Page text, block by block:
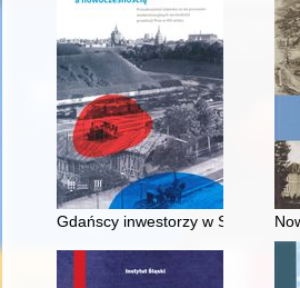
Gdańscy inwestorzy w Sopocie :